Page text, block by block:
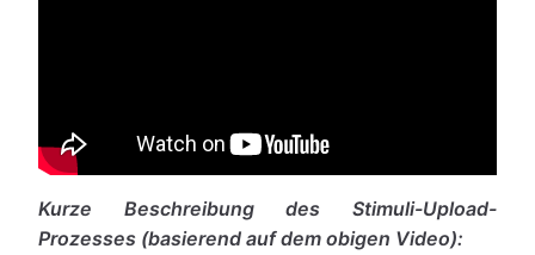
Kurze Beschreibung des Stimuli-Upload-
Prozesses (basierend auf dem obigen Video):